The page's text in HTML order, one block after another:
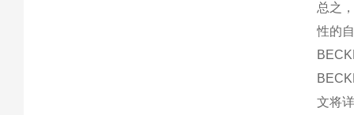
总之
性的
文将